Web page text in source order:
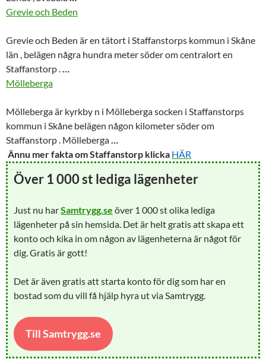
Grevie och Beden
Grevie och Beden är en tätort i Staffanstorps kommun i Skåne
län , belägen några hundra meter söder om centralort en
Staffanstorp.…
Mölleberga
Mölleberga är kyrkby n i Mölleberga socken i Staffanstorps
kommun i Skåne belägen någon kilometer söder om
Staffanstorp. Mölleberga…
Ännu mer fakta om Staffanstorp klicka HÄR
Över 1 000 st lediga lägenheter
Just nu harSamtrygg.se över 1 000 st olika lediga
lägenheter på sin hemsida. Det är helt gratis att skapa ett
konto och kika in om någon av lägenheterna är något för
dig. Gratis är gott!
Det är även gratis att starta konto för dig som har en
bostad som du vill få hjälp hyra ut via Samtrygg.
Till Samtrygg.se